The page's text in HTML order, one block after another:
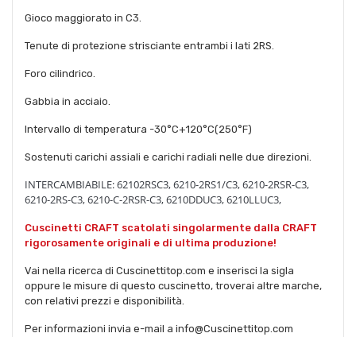
Gioco maggiorato in C3.
Tenute di protezione strisciante entrambi i lati 2RS.
Foro cilindrico.
Gabbia in acciaio.
Intervallo di temperatura -30°C+120°C(250°F)
Sostenuti carichi assiali e carichi radiali nelle due direzioni.
INTERCAMBIABILE:62102RSC3, 6210-2RS1/C3, 6210-2RSR-C3,
6210-2RS-C3, 6210-C-2RSR-C3, 6210DDUC3, 6210LLUC3,
Cuscinetti CRAFT scatolati singolarmente dalla CRAFT
rigorosamente originali e di ultima produzione!
Vai nella ricerca di Cuscinettitop.com e inserisci la sigla
oppure le misure di questo cuscinetto, troverai altre marche,
con relativi prezzi e disponibilità.
Per informazioni invia e-mail a info@Cuscinettitop.com